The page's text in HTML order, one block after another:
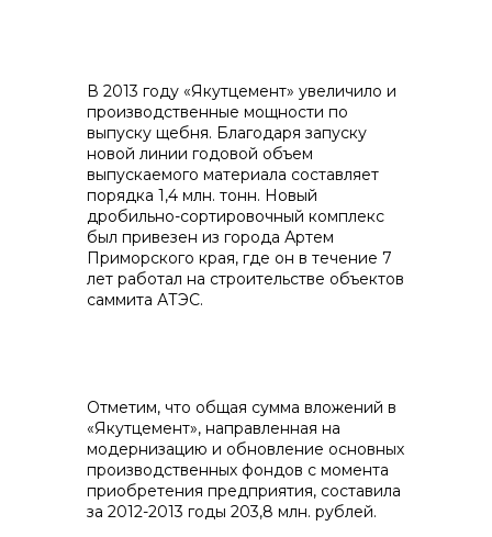
В 2013 году «Якутцемент» увеличило и
производственные мощности по
выпуску щебня. Благодаря запуску
новой линии годовой объем
выпускаемого материала составляет
порядка 1,4 млн. тонн. Новый
дробильно-сортировочный комплекс
был привезен из города Артем
Приморского края, где он в течение 7
лет работал на строительстве объектов
саммита АТЭС.
Отметим, что общая сумма вложений в
«Якутцемент», направленная на
модернизацию и обновление основных
производственных фондов с момента
приобретения предприятия, составила
за 2012-2013 годы 203,8 млн. рублей.